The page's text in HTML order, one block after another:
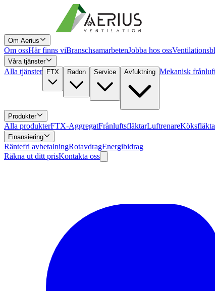
Om Aerius
Om ossHär finns viBranschsamarbetenJobba hos oss
Våra tjänster
Alla tjänster FTX Radon Service Avfuktning Mekanisk
Produkter
Alla produkterFTX-AggregatFrånluftsfläktarLuftrenare
Finansiering
Räntefri avbetalningRotavdragEnergibidrag
Räkna ut ditt prisKontakta oss